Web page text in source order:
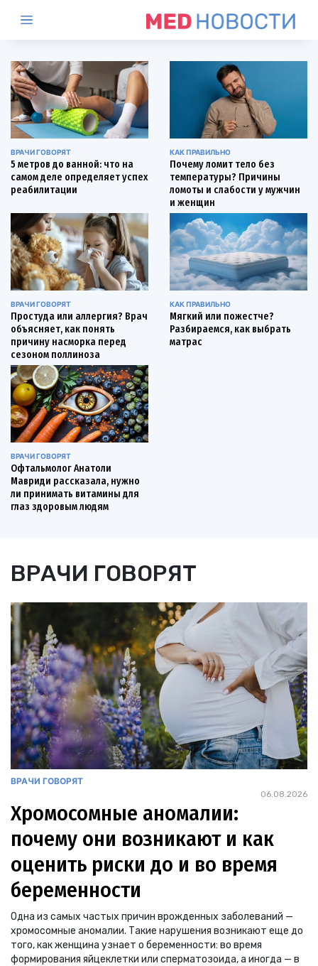
ВРАЧИ ГОВОРЯТ
5 метров до ванной: что на
самом деле определяет успех
реабилитации
КАК ПРАВИЛЬНО
Почему ломит тело без
температуры? Причины
ломоты и слабости у мужчин
и женщин
ВРАЧИ ГОВОРЯТ
Простуда или аллергия? Врач
объясняет, как понять
причину насморка перед
сезоном поллиноза
КАК ПРАВИЛЬНО
Мягкий или пожестче?
Разбираемся, как выбрать
матрас
ВРАЧИ ГОВОРЯТ
Офтальмолог Анатоли
Мавриди рассказала, нужно
ли принимать витамины для
глаз здоровым людям
ВРАЧИ ГОВОРЯТ
ВРАЧИ ГОВОРЯТ
06.08.2026
Хромосомные аномалии:
почему они возникают и как
оценить риски до и во время
беременности
Одна из самых частых причин врожденных заболеваний —
хромосомные аномалии. Такие нарушения возникают еще до
того, как женщина узнает о беременности: во время
формирования яйцеклетки или сперматозоида, а иногда — в